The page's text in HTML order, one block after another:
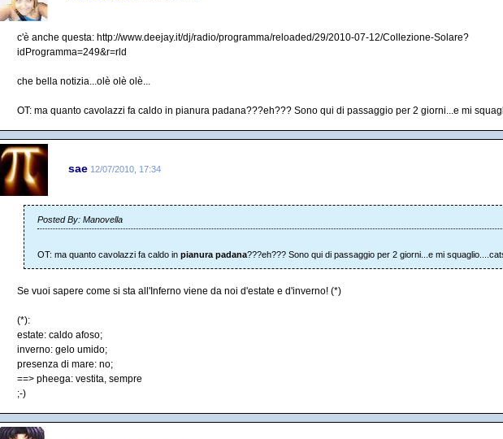
c'è anche questa: http://www.deejay.it/dj/radio/programma/reloaded/29/2010-07-12/Collezione-Solare?
idProgramma=249&r=rld
che bella notizia...olè olè olè...
OT: ma quanto cavolazzi fa caldo in pianura padana???eh??? Sono qui di passaggio per 2 giorni...e mi
sae 12/07/2010, 17:34
Posted By: Manovella
OT: ma quanto cavolazzi fa caldo in pianura padana???eh??? Sono qui di passaggio per 2 giorni...e mi
Se vuoi sapere come si sta all'Inferno viene da noi d'estate e d'inverno! (*)
(*):
estate: caldo afoso;
inverno: gelo umido;
presenza di mare: no;
==> pheega: vestita, sempre
;-)